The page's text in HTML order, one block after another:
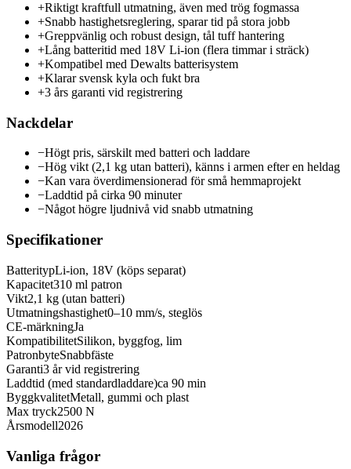
+Riktigt kraftfull utmatning, även med trög fogmassa
+Snabb hastighetsreglering, sparar tid på stora jobb
+Greppvänlig och robust design, tål tuff hantering
+Lång batteritid med 18V Li-ion (flera timmar i sträck)
+Kompatibel med Dewalts batterisystem
+Klarar svensk kyla och fukt bra
+3 års garanti vid registrering
Nackdelar
−Högt pris, särskilt med batteri och laddare
−Hög vikt (2,1 kg utan batteri), känns i armen efter en heldag
−Kan vara överdimensionerad för små hemmaprojekt
−Laddtid på cirka 90 minuter
−Något högre ljudnivå vid snabb utmatning
Specifikationer
BatteritypLi-ion, 18V (köps separat)
Kapacitet310 ml patron
Vikt2,1 kg (utan batteri)
Utmatningshastighet0–10 mm/s, steglös
CE-märkningJa
KompatibilitetSilikon, byggfog, lim
PatronbyteSnabbfäste
Garanti3 år vid registrering
Laddtid (med standardladdare)ca 90 min
ByggkvalitetMetall, gummi och plast
Max tryck2500 N
Årsmodell2026
Vanliga frågor